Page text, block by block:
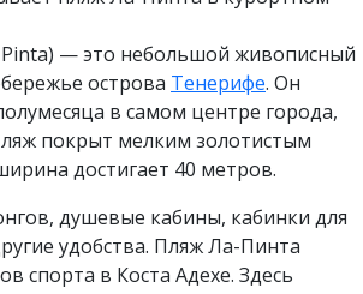
Pinta) — это небольшой живописный
острова Тенерифе. Он
в самом центре города,
покрыт мелким золотистым
достигает 40 метров.
душевые кабины, кабинки для
удобства. Пляж Ла-Пинта
спорта в Коста Адехе. Здесь